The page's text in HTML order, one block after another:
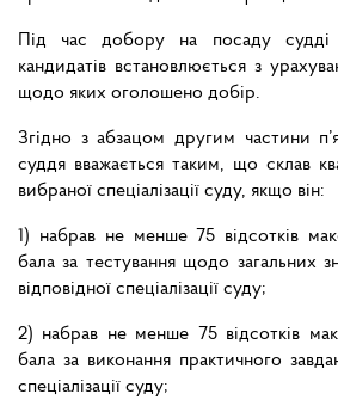
Під час добору на посаду
кандидатів встановлюється з
щодо яких оголошено добір.
Згідно з абзацом другим частини
суддя вважається таким, що склав
вибраної спеціалізації суду, якщо він:
1) набрав не менше 75 відсотків
бала за тестування щодо загальних
відповідної спеціалізації суду;
2) набрав не менше 75 відсотків
бала за виконання практичного
спеціалізації суду;